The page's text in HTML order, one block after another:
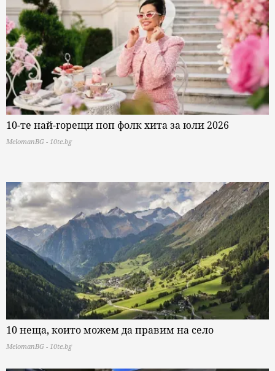
10-те най-горещи поп фолк хита за юли 2026
MelomanBG - 10te.bg
10 неща, които можем да правим на село
MelomanBG - 10te.bg